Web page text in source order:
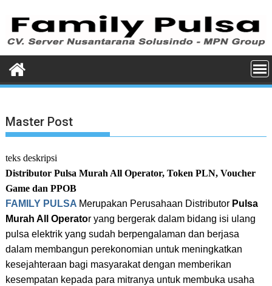
content
Master Post
teks deskripsi
Distributor Pulsa Murah All Operator, TokenPLN, Voucher
Game dan PPOB
FAMILY PULSA Merupakan Perusahaan Distributor Pulsa
Murah All Operator yang bergerak dalam bidang isi ulang
pulsa elektrik yang sudah berpengalaman dan berjasa
dalam membangun perekonomian untuk meningkatkan
kesejahteraan bagi masyarakat dengan memberikan
kesempatan kepada para mitranya untuk membuka usaha